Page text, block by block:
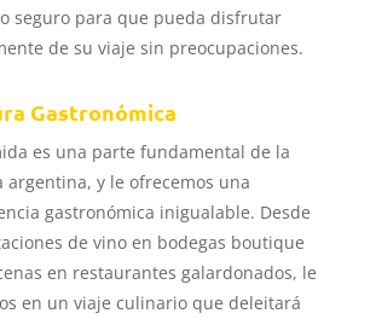
seguro para que pueda disfrutar
de su viaje sin preocupaciones.
Gastronómica
es una parte fundamental de la
argentina, y le ofrecemos una
gastronómica inigualable. Desde
de vino en bodegas boutique
en restaurantes galardonados, le
en un viaje culinario que deleitará